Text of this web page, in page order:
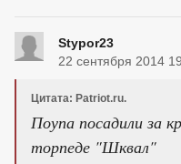
Stypor23
22 сентября 2014
Цитата: Patriot.ru.
Поупа посадили за
торпеде "Шквал"